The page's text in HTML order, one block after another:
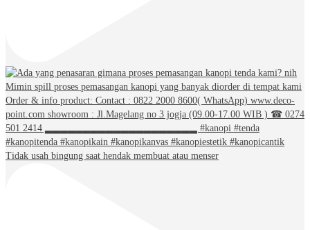
Tidak usah bingung saat hendak membuat atau menser